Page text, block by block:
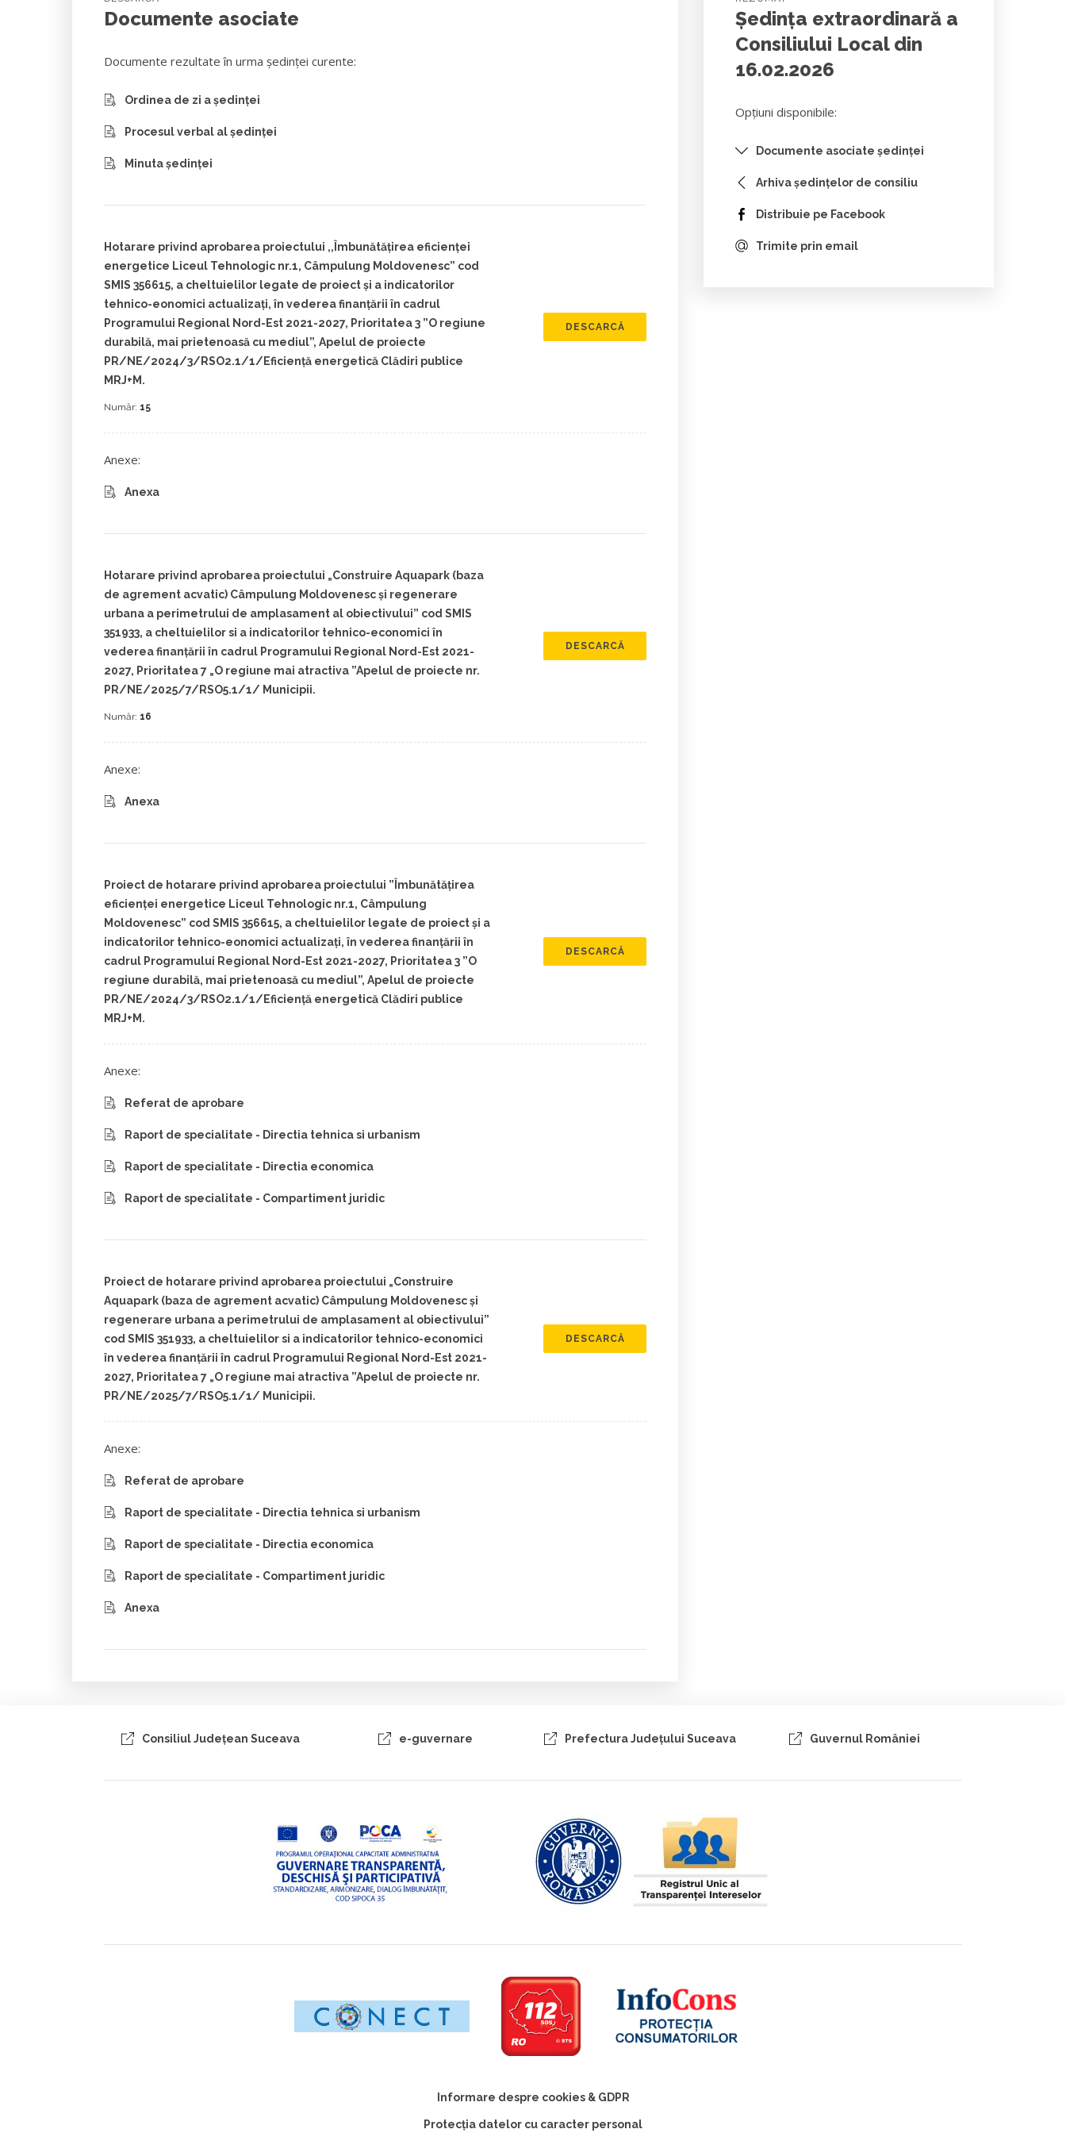
Documente asociate
Documente rezultate în urma ședinței curente:
Ordinea de zi a ședinței
Procesul verbal al ședinței
Minuta ședinței
Hotarare privind aprobarea proiectului ,,Îmbunătățirea eficienței
energetice Liceul Tehnologic nr.1, Câmpulung Moldovenesc” cod
SMIS 356615, a cheltuielilor legate de proiect și a indicatorilor
tehnico-eonomici actualizați, în vederea finanțării în cadrul
Programului Regional Nord-Est 2021-2027, Prioritatea 3 ”O regiune
durabilă, mai prietenoasă cu mediul”, Apelul de proiecte
PR/NE/2024/3/RSO2.1/1/Eficiență energetică Clădiri publice
MRJ+M.
Număr: 15
DESCARCĂ
Anexe:
Anexa
Hotarare privind aprobarea proiectului „Construire Aquapark (baza
de agrement acvatic) Câmpulung Moldovenesc și regenerare
urbana a perimetrului de amplasament al obiectivului” cod SMIS
351933, a cheltuielilor si a indicatorilor tehnico-economici în
vederea finanțării în cadrul Programului Regional Nord-Est 2021-
2027, Prioritatea 7 „O regiune mai atractiva ”Apelul de proiecte nr.
PR/NE/2025/7/RSO5.1/1/ Municipii.
Număr: 16
DESCARCĂ
Anexe:
Anexa
Proiect de hotarare privind aprobarea proiectului ”Îmbunătățirea
eficienței energetice Liceul Tehnologic nr.1, Câmpulung
Moldovenesc” cod SMIS 356615, a cheltuielilor legate de proiect și a
indicatorilor tehnico-eonomici actualizați, în vederea finanțării în
cadrul Programului Regional Nord-Est 2021-2027, Prioritatea 3 ”O
regiune durabilă, mai prietenoasă cu mediul”, Apelul de proiecte
PR/NE/2024/3/RSO2.1/1/Eficiență energetică Clădiri publice
MRJ+M.
DESCARCĂ
Anexe:
Referat de aprobare
Raport de specialitate - Directia tehnica si urbanism
Raport de specialitate - Directia economica
Raport de specialitate - Compartiment juridic
Proiect de hotarare privind aprobarea proiectului „Construire
Aquapark (baza de agrement acvatic) Câmpulung Moldovenesc și
regenerare urbana a perimetrului de amplasament al obiectivului”
cod SMIS 351933, a cheltuielilor si a indicatorilor tehnico-economici
în vederea finanțării în cadrul Programului Regional Nord-Est 2021-
2027, Prioritatea 7 „O regiune mai atractiva ”Apelul de proiecte nr.
PR/NE/2025/7/RSO5.1/1/ Municipii.
DESCARCĂ
Anexe:
Referat de aprobare
Raport de specialitate - Directia tehnica si urbanism
Raport de specialitate - Directia economica
Raport de specialitate - Compartiment juridic
Anexa
Ședința extraordinară a
Consiliului Local din
16.02.2026
Opțiuni disponibile:
Documente asociate ședinței
Arhiva ședințelor de consiliu
Distribuie pe Facebook
Trimite prin email
Consiliul Judeţean Suceava e-guvernare Prefectura Judeţului Suceava Guvernul României
Informare despre cookies & GDPR
Protecția datelor cu caracter personal